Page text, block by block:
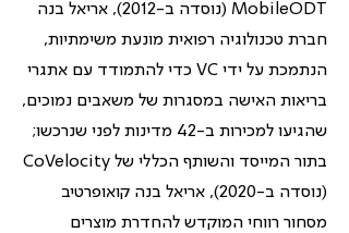
MobileODT (נוסדה ב-2012), אריאל בנה
חברת טכנולוגיה רפואית מונעת משימתיות,
הנתמכת על ידי VC כדי להתמודד עם אתגרי
בריאות האישה במסגרות של משאבים נמוכים,
שהגיעו למכירות ב-42 מדינות לפני שנרכשו;
בתור המייסד והשותף הכללי של CoVelocity
(נוסדה ב-2020), אריאל בנה קואופרטיב
מסחור רווחי המוקדש להחדרת מוצרים